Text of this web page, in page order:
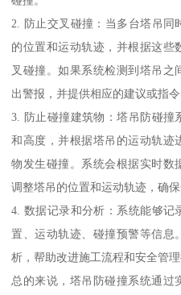
2. 防止交叉碰撞：当多台塔吊同
的位置和运动轨迹，并根据这些
叉碰撞。如果系统检测到塔吊之
出警报，并提供相应的建议或指令
3. 防止碰撞建筑物：塔吊防碰撞
和高度，并根据塔吊的运动轨迹
物发生碰撞。系统会根据实时数
调整塔吊的位置和运动轨迹，确保
4. 数据记录和分析：系统能够记
置、运动轨迹、碰撞预警等信息
析，帮助改进施工流程和安全管
总的来说，塔吊防碰撞系统通过